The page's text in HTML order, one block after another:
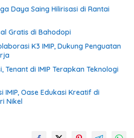
Daya Saing Hilirisasi di Rantai
Gratis di Bahodopi
K3 IMIP, Dukung Penguatan
Tenant di IMIP Terapkan Teknologi
IMIP, Oase Edukasi Kreatif di
Nikel